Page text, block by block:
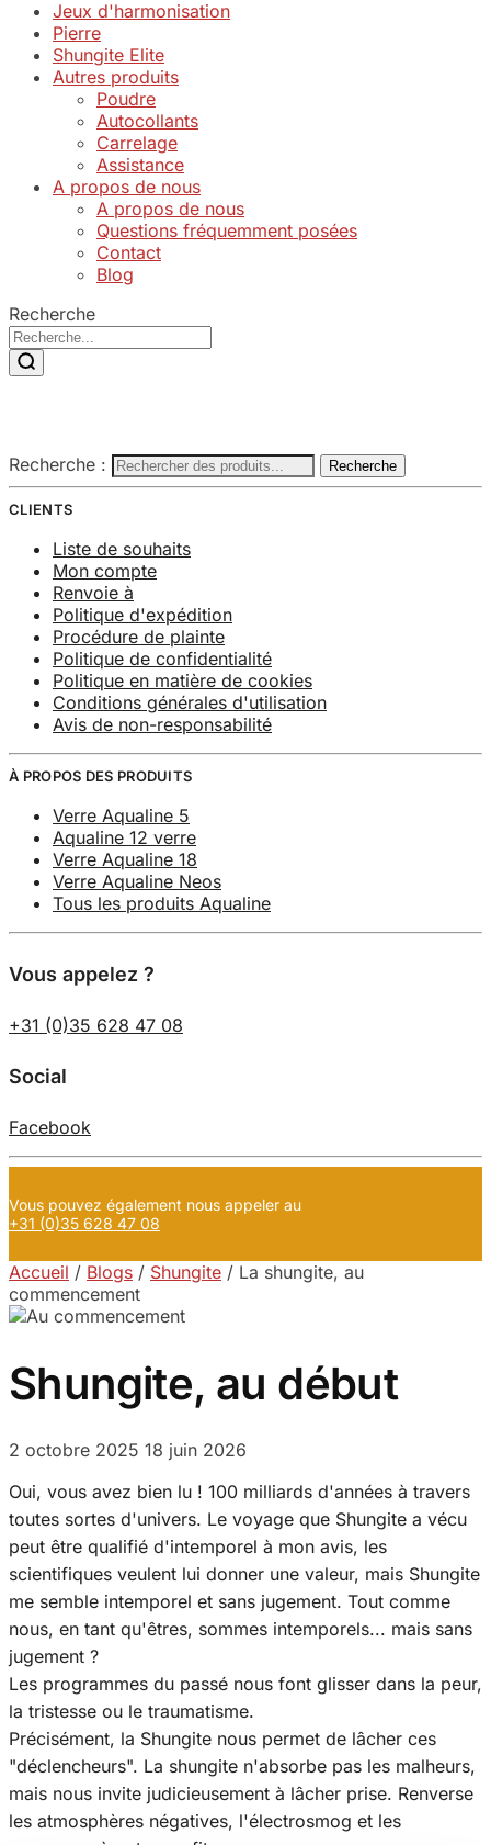
Jeux d'harmonisation
Pierre
Shungite Elite
Autres produits
Poudre
Autocollants
Carrelage
Assistance
A propos de nous
A propos de nous
Questions fréquemment posées
Contact
Blog
Recherche
Recherche : Recherche
CLIENTS
Liste de souhaits
Mon compte
Renvoie à
Politique d'expédition
Procédure de plainte
Politique de confidentialité
Politique en matière de cookies
Conditions générales d'utilisation
Avis de non-responsabilité
À PROPOS DES PRODUITS
Verre Aqualine 5
Aqualine 12 verre
Verre Aqualine 18
Verre Aqualine Neos
Tous les produits Aqualine
Vous appelez ?
+31 (0)35 628 47 08
Social
Facebook
Vous pouvez également nous appeler au
+31 (0)35 628 47 08
Accueil / Blogs / Shungite / La shungite, au
commencement
Shungite, au début
2 octobre 2025 18 juin 2026
Oui, vous avez bien lu ! 100 milliards d'années à travers
toutes sortes d'univers. Le voyage que Shungite a vécu
peut être qualifié d'intemporel à mon avis, les
scientifiques veulent lui donner une valeur, mais Shungite
me semble intemporel et sans jugement. Tout comme
nous, en tant qu'êtres, sommes intemporels... mais sans
jugement ?
Les programmes du passé nous font glisser dans la peur,
la tristesse ou le traumatisme.
Précisément, la Shungite nous permet de lâcher ces
"déclencheurs". La shungite n'absorbe pas les malheurs,
mais nous invite judicieusement à lâcher prise. Renverse
les atmosphères négatives, l'électrosmog et les